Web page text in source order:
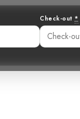
Check-out *